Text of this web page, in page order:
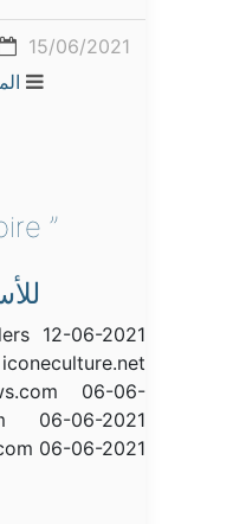
15/06/2021
06-06-
06-06-2021
06-06-2021